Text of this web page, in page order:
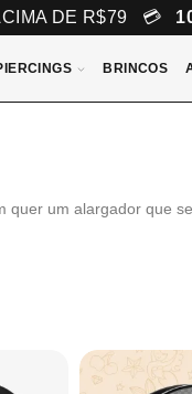
DE R$79 💳
BRINCOS
um alargador que